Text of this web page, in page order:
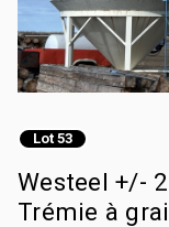
Lot 53
Westeel +/-
Trémie à